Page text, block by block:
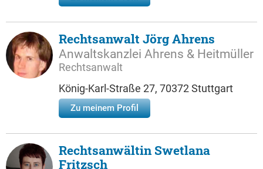
Rechtsanwalt Jörg Ahrens
Anwaltskanzlei Ahrens & Heitmüller
Rechtsanwalt
König-Karl-Straße 27, 70372 Stuttgart
Zu meinem Profil
Rechtsanwältin Swetlana
Fritzsch